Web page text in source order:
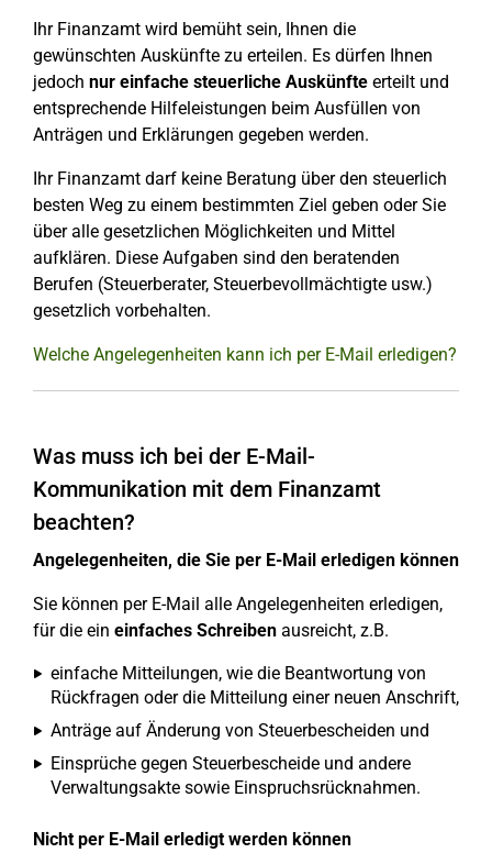
Ihr Finanzamt wird bemüht sein, Ihnen die
gewünschten Auskünfte zu erteilen. Es dürfen Ihnen
jedoch nur einfache steuerliche Auskünfte erteilt und
entsprechende Hilfeleistungen beim Ausfüllen von
Anträgen und Erklärungen gegeben werden.
Ihr Finanzamt darf keine Beratung über den steuerlich
besten Weg zu einem bestimmten Ziel geben oder Sie
über alle gesetzlichen Möglichkeiten und Mittel
aufklären. Diese Aufgaben sind den beratenden
Berufen (Steuerberater, Steuerbevollmächtigte usw.)
gesetzlich vorbehalten.
Welche Angelegenheiten kann ich per E-Mail erledigen?
Was muss ich bei der E-Mail-
Kommunikation mit dem Finanzamt
beachten?
Angelegenheiten, die Sie per E-Mail erledigen können
Sie können per E-Mail alle Angelegenheiten erledigen,
für die ein einfaches Schreiben ausreicht, z.B.
einfache Mitteilungen, wie die Beantwortung von
Rückfragen oder die Mitteilung einer neuen Anschrift,
Anträge auf Änderung von Steuerbescheiden und
Einsprüche gegen Steuerbescheide und andere
Verwaltungsakte sowie Einspruchsrücknahmen.
Nicht per E-Mail erledigt werden können